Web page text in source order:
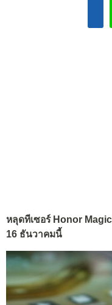
หลุดทีเซอร์ Honor
16 ธันวาคมนี้